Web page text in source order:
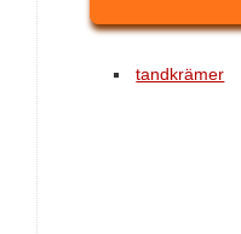
tandkrämer